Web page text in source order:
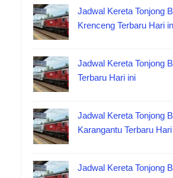
Jadwal Kereta Tonjong
Krenceng Terbaru Hari
Jadwal Kereta Tonjong
Terbaru Hari ini
Jadwal Kereta Tonjong
Karangantu Terbaru
Jadwal Kereta Tonjong